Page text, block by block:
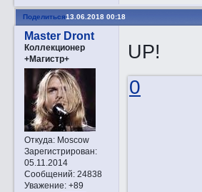
Поделиться13.06.2018 00:18
Master Dront
Коллекционер
+Магистр+
Откуда:Moscow
Зарегистрирован:
05.11.2014
Сообщений:24838
Уважение: +89
UP!
0